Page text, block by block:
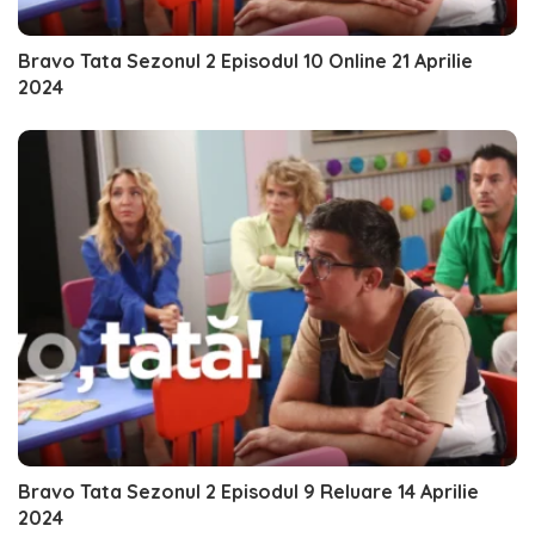
Bravo Tata Sezonul 2 Episodul 10 Online 21 Aprilie
2024
Bravo Tata Sezonul 2 Episodul 9 Reluare 14 Aprilie
2024